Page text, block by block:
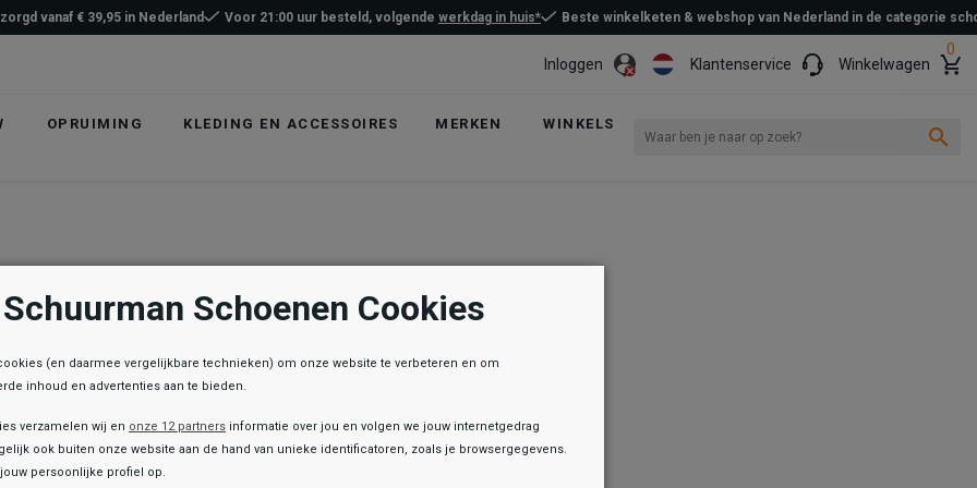
Inloggen Klantenservice
0
Winkelwagen
OPRUIMING KLEDING EN ACCESSOIRES MERKEN WINKELS
vanaf € 39,95 in Nederland Voor 21:00 uur besteld, volgende werkdag in huis* Beste winkelketen & webshop van Nederland in de categorie
Schuurman Schoenen Cookies
(en daarmee vergelijkbare technieken) om onze website te verbeteren en om
inhoud en advertenties aan te bieden.
verzamelen wij en onze 12 partners informatie over jou en volgen we jouw internetgedrag
ook buiten onze website aan de hand van unieke identificatoren, zoals je browsergegevens.
persoonlijke profiel op.